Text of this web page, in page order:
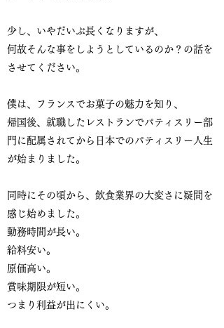
少し、いやだいぶ長くなりますが、
何故そんな事をしようとしているのか？の話を
させてください。
僕は、フランスでお菓子の魅力を知り、
帰国後、就職したレストランでパティスリー部
門に配属されてから日本でのパティスリー人生
が始まりました。
同時にその頃から、飲食業界の大変さに疑問を
感じ始めました。
勤務時間が長い。
給料安い。
原価高い。
賞味期限が短い。
つまり利益が出にくい。